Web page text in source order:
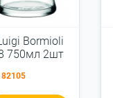
Bormioli
750мл 2шт
82105